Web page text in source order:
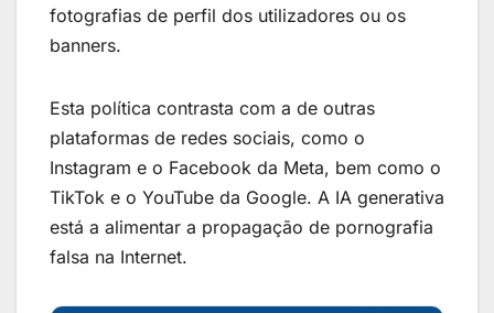
fotografias de perfil dos utilizadores ou os
banners.
Esta política contrasta com a de outras
plataformas de redes sociais, como o
Instagram e o Facebook da Meta, bem como o
TikTok e o YouTube da Google. A IA generativa
está a alimentar a propagação de pornografia
falsa na Internet.